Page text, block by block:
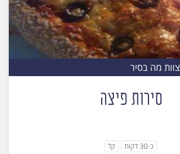
צוות מה בסיר
סירות פיצה
כ-30 דקות קל